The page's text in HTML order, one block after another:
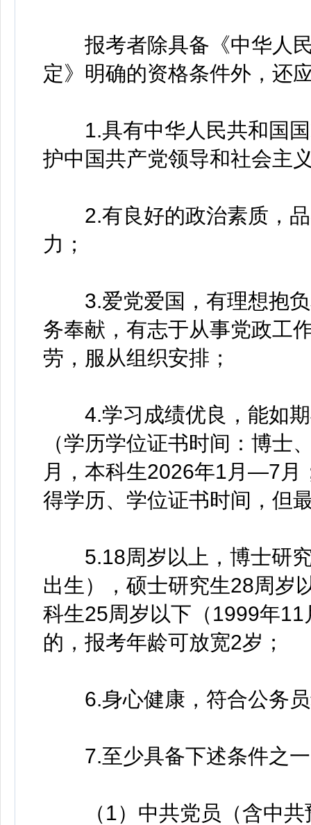
报考者除具备《中华人民
定》明确的资格条件外，还
1.具有中华人民共和国国
护中国共产党领导和社会主
2.有良好的政治素质，品
力；
3.爱党爱国，有理想抱负
务奉献，有志于从事党政工
劳，服从组织安排；
4.学习成绩优良，能如期
（学历学位证书时间：博
月，本科生2026年1月—7月
得学历、学位证书时间，但
5.18周岁以上，博士研究
出生），硕士研究生28周岁
科生25周岁以下（1999年
的，报考年龄可放宽2岁；
6.身心健康，符合公务员
7.至少具备下述条件之
（1）中共党员（含中共